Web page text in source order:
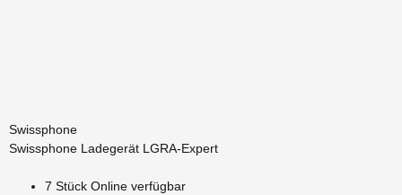
Swissphone
Swissphone Ladegerät LGRA-Expert
7 Stück Online verfügbar